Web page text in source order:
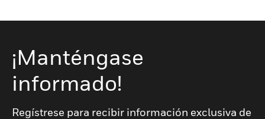
¡Manténgase
informado!
Regístrese para recibir información exclusiva de